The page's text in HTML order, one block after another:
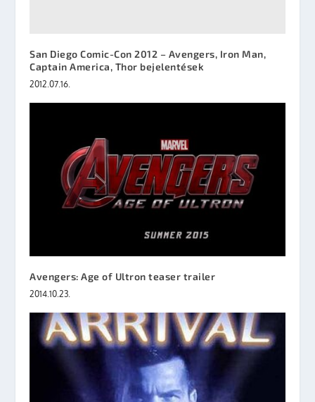
San Diego Comic-Con 2012 – Avengers, Iron Man,
Captain America, Thor bejelentések
2012.07.16.
Avengers: Age of Ultron teaser trailer
2014.10.23.